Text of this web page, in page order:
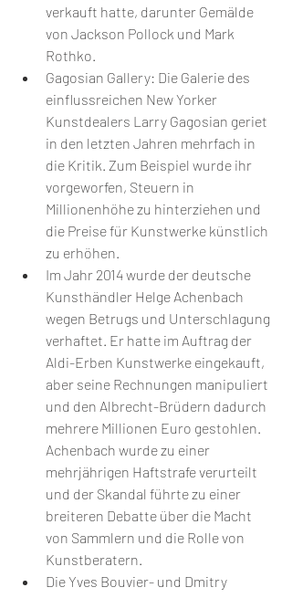
verkauft hatte, darunter Gemälde
von Jackson Pollock und Mark
Rothko.
Gagosian Gallery: Die Galerie des
einflussreichen New Yorker
Kunstdealers Larry Gagosian geriet
in den letzten Jahren mehrfach in
die Kritik. Zum Beispiel wurde ihr
vorgeworfen, Steuern in
Millionenhöhe zu hinterziehen und
die Preise für Kunstwerke künstlich
zu erhöhen.
Im Jahr 2014 wurde der deutsche
Kunsthändler Helge Achenbach
wegen Betrugs und Unterschlagung
verhaftet. Er hatte im Auftrag der
Aldi-Erben Kunstwerke eingekauft,
aber seine Rechnungen manipuliert
und den Albrecht-Brüdern dadurch
mehrere Millionen Euro gestohlen.
Achenbach wurde zu einer
mehrjährigen Haftstrafe verurteilt
und der Skandal führte zu einer
breiteren Debatte über die Macht
von Sammlern und die Rolle von
Kunstberatern.
Die Yves Bouvier- und Dmitry